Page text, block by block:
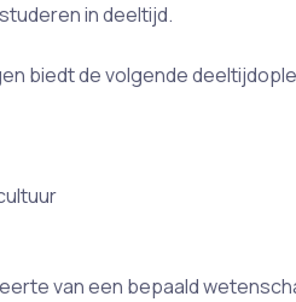
in deeltijd.
biedt de volgende
van een bepaald